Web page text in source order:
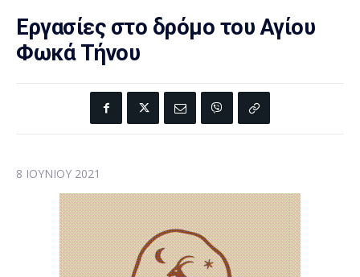
Εργασίες στο δρόμο του Αγίου
Φωκά Τήνου
8 ΙΟΥΝΊΟΥ 2021